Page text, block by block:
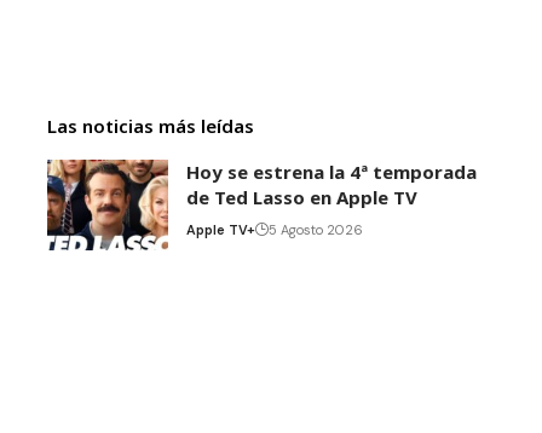
Las noticias más leídas
Hoy se estrena la 4ª temporada
de Ted Lasso en Apple TV
Apple TV+ 5 Agosto 2026